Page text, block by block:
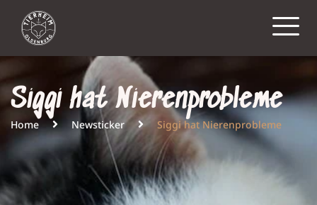
Siggi hat Nierenprobleme
Home Newsticker Siggi hat Nierenprobleme